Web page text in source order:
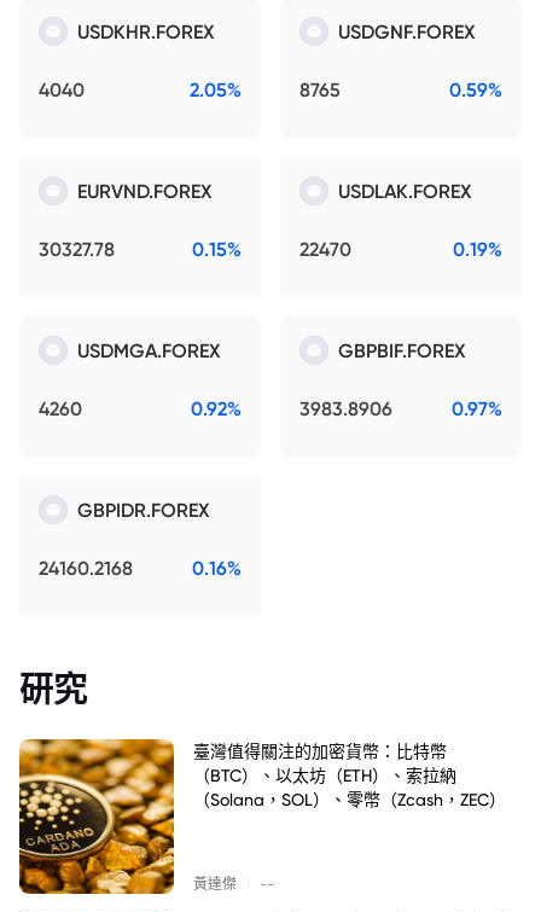
USDKHR.FOREX
4040 2.05%
USDGNF.FOREX
8765 0.59%
EURVND.FOREX
30327.78 0.15%
USDLAK.FOREX
22470 0.19%
USDMGA.FOREX
4260 0.92%
GBPBIF.FOREX
3983.8906 0.97%
GBPIDR.FOREX
24160.2168 0.16%
研究
臺灣值得關注的加密貨幣：比特幣
（BTC）、以太坊（ETH）、索拉納
（Solana，SOL）、零幣（Zcash，ZEC）
黃達傑 --